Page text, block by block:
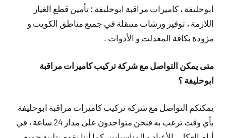
ابوحليفة ، كاميرات مراقبة ابوحليفة ؛ تأمين قطع الغيار
اللازمة ، توفير ورشات متنقلة في جميع مناطق الكويت و
مزودة بكافة المعدلت و الأدوات .
متى يمكن التواصل مع شركة تركيب كاميرات مراقبة
ابوحليفة ؟
يمكنكم التواصل مع شركة تركيب كاميرات مراقبة ابوحليفة
بأي وقت ترغب به فنحن متواجدون على مدار 24 ساعة ، في